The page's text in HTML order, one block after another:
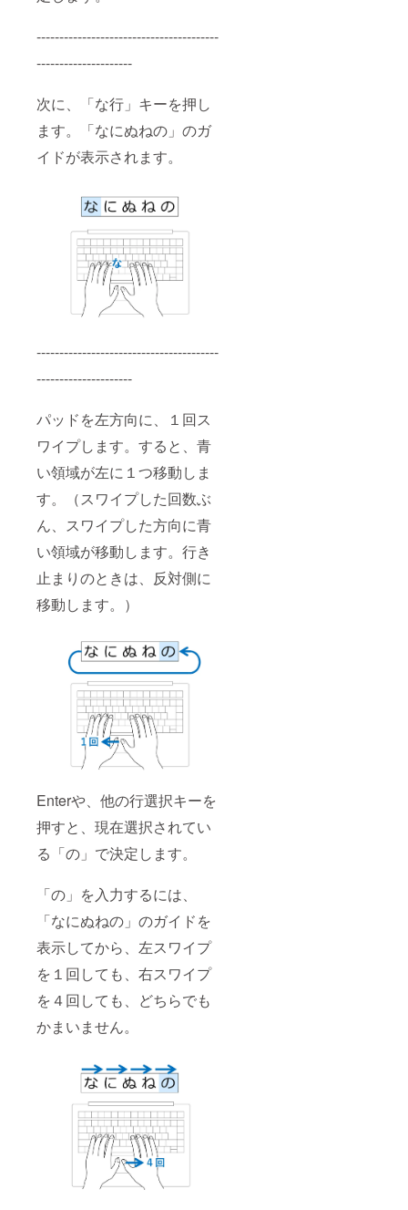
----------------------------------------
---------------------
次に、「な行」キーを押し
ます。「なにぬねの」のガ
イドが表示されます。
----------------------------------------
---------------------
パッドを左方向に、１回ス
ワイプします。すると、青
い領域が左に１つ移動しま
す。（スワイプした回数ぶ
ん、スワイプした方向に青
い領域が移動します。行き
止まりのときは、反対側に
移動します。）
Enterや、他の行選択キーを
押すと、現在選択されてい
る「の」で決定します。
「の」を入力するには、
「なにぬねの」のガイドを
表示してから、左スワイプ
を１回しても、右スワイプ
を４回しても、どちらでも
かまいません。